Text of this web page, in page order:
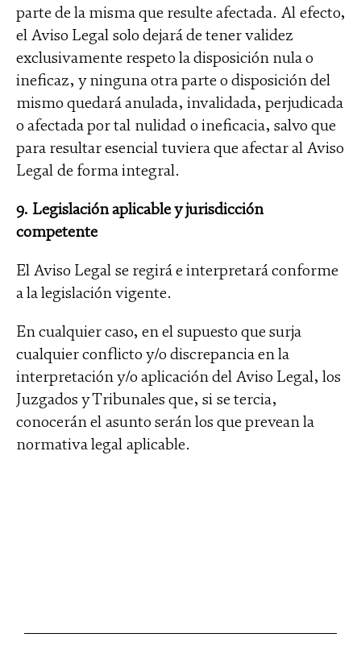
parte de la misma que resulte afectada. Al efecto,
el Aviso Legal solo dejará de tener validez
exclusivamente respeto la disposición nula o
ineficaz, y ninguna otra parte o disposición del
mismo quedará anulada, invalidada, perjudicada
o afectada por tal nulidad o ineficacia, salvo que
para resultar esencial tuviera que afectar al Aviso
Legal de forma integral.
9. Legislación aplicable y jurisdicción
competente
El Aviso Legal se regirá e interpretará conforme
a la legislación vigente.
En cualquier caso, en el supuesto que surja
cualquier conflicto y/o discrepancia en la
interpretación y/o aplicación del Aviso Legal, los
Juzgados y Tribunales que, si se tercia,
conocerán el asunto serán los que prevean la
normativa legal aplicable.